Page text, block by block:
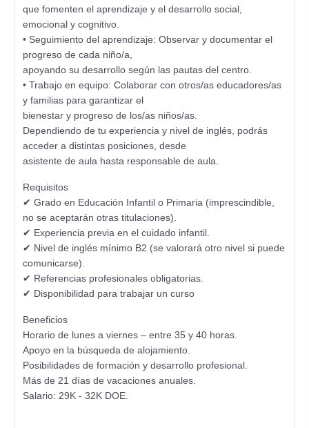
que fomenten el aprendizaje y el desarrollo social,
emocional y cognitivo.
• Seguimiento del aprendizaje: Observar y documentar el
progreso de cada niño/a,
apoyando su desarrollo según las pautas del centro.
• Trabajo en equipo: Colaborar con otros/as educadores/as
y familias para garantizar el
bienestar y progreso de los/as niños/as.
Dependiendo de tu experiencia y nivel de inglés, podrás
acceder a distintas posiciones, desde
asistente de aula hasta responsable de aula.
Requisitos
✔ Grado en Educación Infantil o Primaria (imprescindible,
no se aceptarán otras titulaciones).
✔ Experiencia previa en el cuidado infantil.
✔ Nivel de inglés mínimo B2 (se valorará otro nivel si puede
comunicarse).
✔ Referencias profesionales obligatorias.
✔ Disponibilidad para trabajar un curso
Beneficios
Horario de lunes a viernes – entre 35 y 40 horas.
Apoyo en la búsqueda de alojamiento.
Posibilidades de formación y desarrollo profesional.
Más de 21 días de vacaciones anuales.
Salario: 29K - 32K DOE.